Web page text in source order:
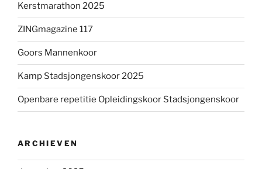
Kerstmarathon 2025
ZINGmagazine 117
Goors Mannenkoor
Kamp Stadsjongenskoor 2025
Openbare repetitie Opleidingskoor Stadsjongenskoor
ARCHIEVEN